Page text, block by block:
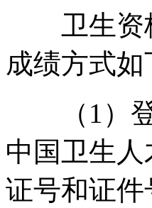
卫生资格
成绩方式如
（1）登
中国卫生
证号和证